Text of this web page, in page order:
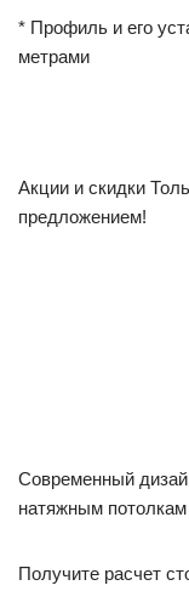
* Профиль и его
метрами
Акции и скидки
предложением!
Современный
натяжным потолкам
Получите расчет